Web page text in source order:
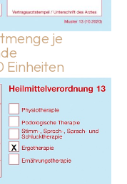
je
Einheiten